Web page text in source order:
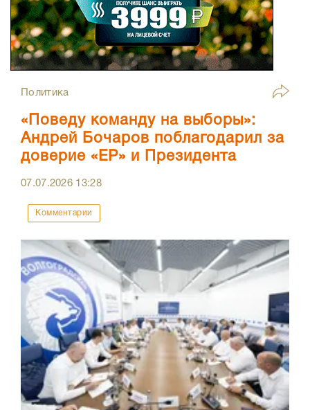
Политика
«Поведу команду на выборы»:
Андрей Бочаров поблагодарил за
доверие «ЕР» и Президента
07.07.2026 13:28
Комментарии